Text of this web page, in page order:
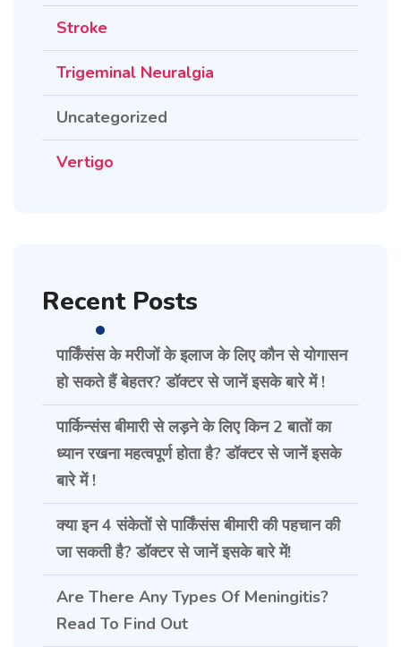
Stroke
Trigeminal Neuralgia
Uncategorized
Vertigo
Recent Posts
पार्किंसंस के मरीजों के इलाज के लिए कौन से योगासन
हो सकते हैं बेहतर? डॉक्टर से जानें इसके बारे में !
पार्किन्संस बीमारी से लड़ने के लिए किन 2 बातों का
ध्यान रखना महत्वपूर्ण होता है? डॉक्टर से जानें इसके
बारे में !
क्या इन 4 संकेतों से पार्किंसंस बीमारी की पहचान की
जा सकती है? डॉक्टर से जानें इसके बारे में!
Are There Any Types Of Meningitis?
Read To Find Out